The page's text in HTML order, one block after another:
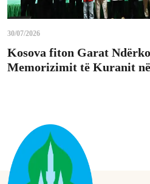
30/07/2026
Kosova fiton Garat
Memorizimit të Kuranit